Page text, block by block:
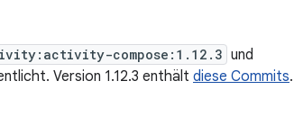
compose:1.12.3 und
Version 1.12.3 enthält diese Commits.